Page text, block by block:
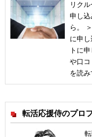
リク
申し
ら。
に申
トに
や口
を読
転活応援侍のプロ